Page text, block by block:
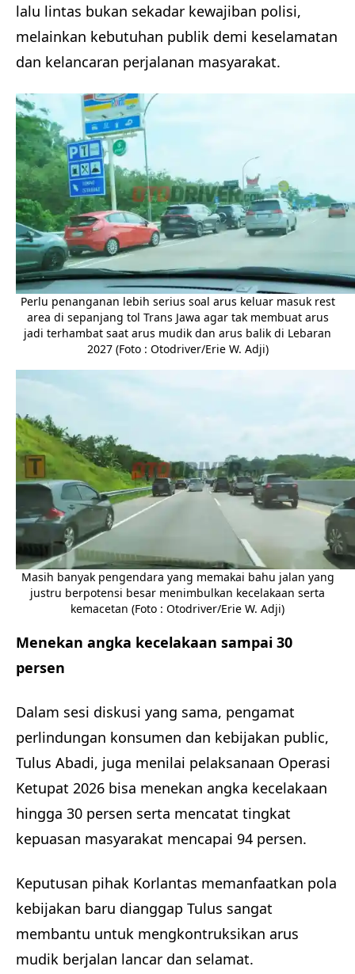
lalu lintas bukan sekadar kewajiban polisi,
melainkan kebutuhan publik demi keselamatan
dan kelancaran perjalanan masyarakat.
Perlu penanganan lebih serius soal arus keluar masuk rest
area di sepanjang tol Trans Jawa agar tak membuat arus
jadi terhambat saat arus mudik dan arus balik di Lebaran
2027 (Foto : Otodriver/Erie W. Adji)
Masih banyak pengendara yang memakai bahu jalan yang
justru berpotensi besar menimbulkan kecelakaan serta
kemacetan (Foto : Otodriver/Erie W. Adji)
Menekan angka kecelakaan sampai 30
persen
Dalam sesi diskusi yang sama, pengamat
perlindungan konsumen dan kebijakan public,
Tulus Abadi, juga menilai pelaksanaan Operasi
Ketupat 2026 bisa menekan angka kecelakaan
hingga 30 persen serta mencatat tingkat
kepuasan masyarakat mencapai 94 persen.
Keputusan pihak Korlantas memanfaatkan pola
kebijakan baru dianggap Tulus sangat
membantu untuk mengkontruksikan arus
mudik berjalan lancar dan selamat.